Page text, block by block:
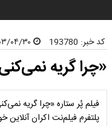
کد خبر: 193780
«چرا گریه
فیلم پُر ستاره «چرا گریه
پلتفرم فیلم‌نت اکران آنلاین